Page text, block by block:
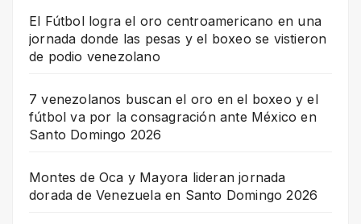
El Fútbol logra el oro centroamericano en una
jornada donde las pesas y el boxeo se vistieron
de podio venezolano
7 venezolanos buscan el oro en el boxeo y el
fútbol va por la consagración ante México en
Santo Domingo 2026
Montes de Oca y Mayora lideran jornada
dorada de Venezuela en Santo Domingo 2026